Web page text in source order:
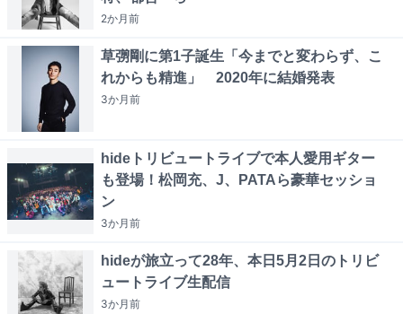
2か月前
草彅剛に第1子誕生「今までと変わらず、こ
れからも精進」 2020年に結婚発表
3か月前
hideトリビュートライブで本人愛用ギター
も登場！松岡充、J、PATAら豪華セッショ
ン
3か月前
hideが旅立って28年、本日5月2日のトリビ
ュートライブ生配信
3か月前